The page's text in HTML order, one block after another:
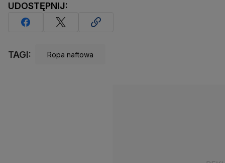
UDOSTĘPNIJ:
TAGI: Ropa naftowa